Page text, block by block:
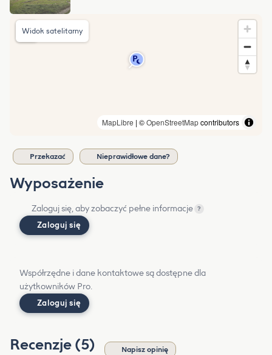
MapLibre | ©OpenStreetMapcontributors
Widok satelitarny
Przekazać Nieprawidłowe dane?
Wyposażenie
Zaloguj się, aby zobaczyć pełne informacje ?
Zaloguj się
Współrzędne i dane kontaktowe są dostępne dla
użytkowników Pro.
Zaloguj się
Recenzje (5) Napisz opinię